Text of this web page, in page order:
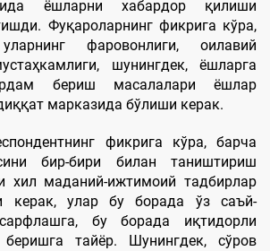
ёшларни хабардор қилиши
Фуқароларнинг фикрига кўра,
фаровонлиги, оилавий
шунингдек, ёшларга
бериш масалалари ёшлар
марказида бўлиши керак.
фикрига кўра, барча
бир-бири билан таништириш
хил маданий-ижтимоий тадбирлар
керак, улар бу борада ўз саъй-
бу борада иқтидорли
тайёр. Шунингдек, сўров